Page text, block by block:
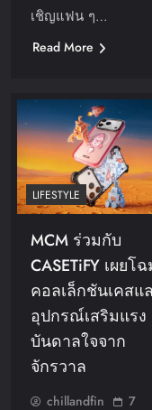
เชิญแฟน ๆ…
Read More
LIFESTYLE
MCM ร่วมกับ
CASETiFY เผยโ
คอลเล็กชันเคสแ
อุปกรณ์เสริมแรง
บันดาลใจจาก
จักรวาล
chillandfin 7